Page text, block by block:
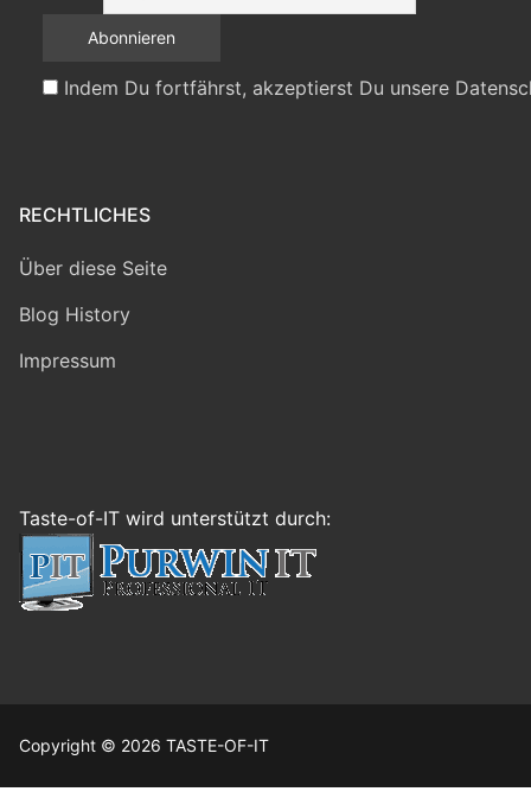
Indem Du fortfährst, akzeptierst Du unsere
RECHTLICHES
Über diese Seite
Blog History
Impressum
Taste-of-IT wird unterstützt durch:
Copyright © 2026 TASTE-OF-IT